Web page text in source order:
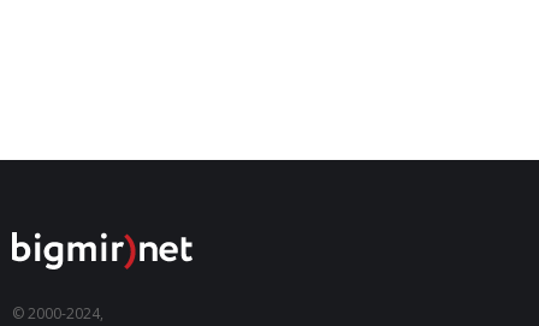
© 2000-2024,